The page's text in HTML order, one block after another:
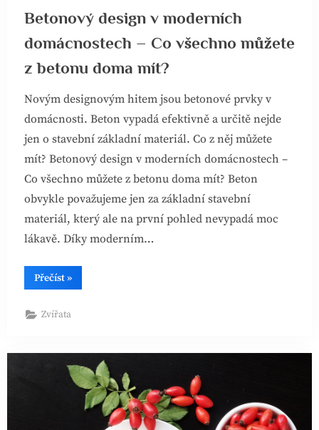
Betonový design v moderních
domácnostech – Co všechno můžete
z betonu doma mít?
Novým designovým hitem jsou betonové prvky v
domácnosti. Beton vypadá efektivně a určitě nejde
jen o stavební základní materiál. Co z něj můžete
mít? Betonový design v moderních domácnostech –
Co všechno můžete z betonu doma mít? Beton
obvykle považujeme jen za základní stavební
materiál, který ale na první pohled nevypadá moc
lákavě. Díky moderním…
Přečíst“Betonový
design
domácnostech
můžete
z
betonu
doma
mít?”
»
Zvířata